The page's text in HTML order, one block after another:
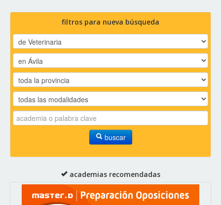
filtros para nueva búsqueda
buscar
academias recomendadas